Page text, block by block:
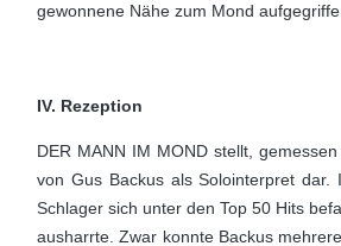
gewonnene Nähe zum Mond
IV. Rezeption
DER MANN IM MOND stellt,
von Gus Backus als Solointerpret
Schlager sich unter den Top 50 Hits
ausharrte. Zwar konnte Backus